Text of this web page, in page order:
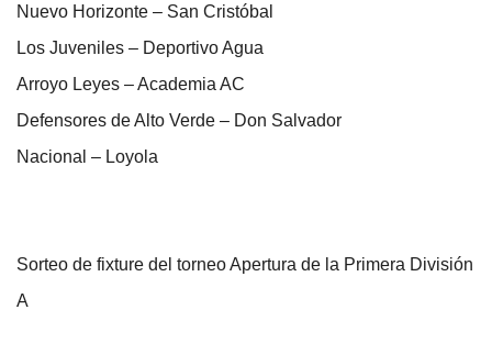
Nuevo Horizonte – San Cristóbal
Los Juveniles – Deportivo Agua
Arroyo Leyes – Academia AC
Defensores de Alto Verde – Don Salvador
Nacional – Loyola
Sorteo de fixture del torneo Apertura de la Primera División
A